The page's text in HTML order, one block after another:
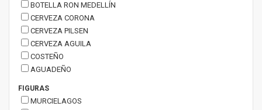
BOTELLA RON MEDELLÍN
CERVEZA CORONA
CERVEZA PILSEN
CERVEZA AGUILA
COSTEÑO
AGUADEÑO
FIGURAS
MURCIELAGOS